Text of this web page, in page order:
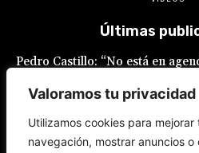
Valoramos tu privacidad
Utilizamos cookies para
navegación, mostrar anuncios o
Últimas
Pedro Castillo: “No está en
Luis Galarreta